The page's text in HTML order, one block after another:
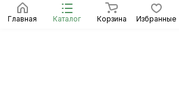
Главная Каталог Корзина Избранные